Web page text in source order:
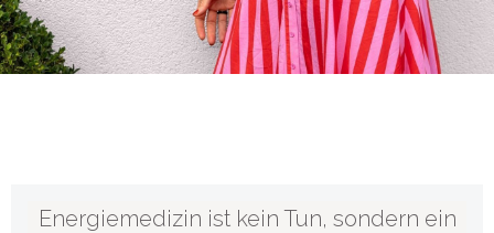
Energiemedizin ist kein Tun, sondern ein